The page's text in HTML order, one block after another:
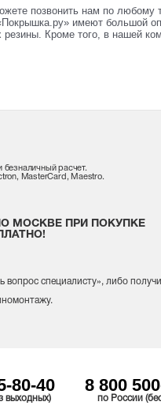
позвонить нам по
имеют большой
Кроме того, в нашей
безналичный расчет.
MasterCard, Maestro.
МОСКВЕ ПРИ ПОКУПКЕ
вопрос специалисту», либо
80-40
выходных)
8 800
по России